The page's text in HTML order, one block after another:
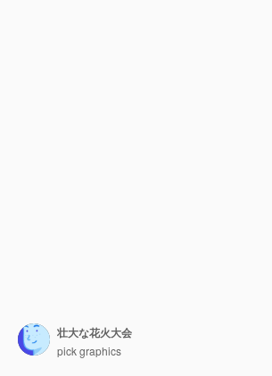
壮大な花火大会
pick graphics